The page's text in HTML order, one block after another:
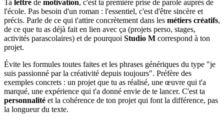
Ta lettre de motivation, c'est ta première prise de parole auprès de
l'école. Pas besoin d'un roman : l'essentiel, c'est d'être sincère et
précis. Parle de ce qui t'attire concrètement dans les métiers créatifs,
de ce que tu as déjà fait en lien avec ça (projets perso, stages,
activités parascolaires) et de pourquoi Studio M correspond à ton
projet.
Évite les formules toutes faites et les phrases génériques du type "je
suis passionné par la créativité depuis toujours". Préfère des
exemples concrets : un projet que tu as réalisé, une œuvre qui t'a
marqué, une expérience qui t'a donné envie de te lancer. C'est ta
personnalité et la cohérence de ton projet qui font la différence, pas
la longueur du texte.